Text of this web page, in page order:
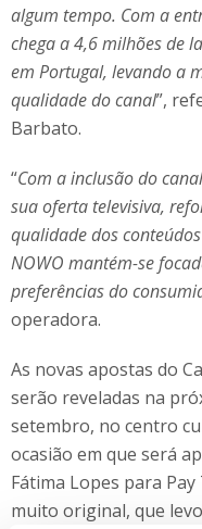
algum tempo. Com a
chega a 4,6 milhões de
em Portugal, levando a
qualidade do canal”,
Barbato.
“Com a inclusão do
sua oferta televisiva,
qualidade dos
NOWO mantém-se
preferências do
operadora.
As novas apostas do
serão reveladas na
setembro, no centro
ocasião em que será
Fátima Lopes para
muito original, que